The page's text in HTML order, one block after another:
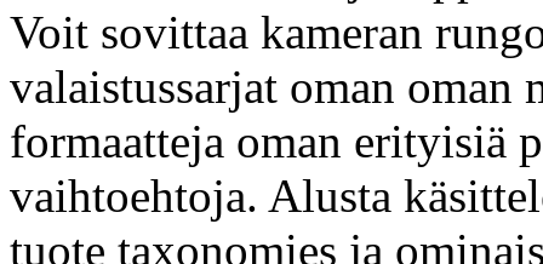
Voit sovittaa kameran
valaistussarjat oman oman
formaatteja oman erityisiä
vaihtoehtoja. Alusta
tuote taxonomies ja